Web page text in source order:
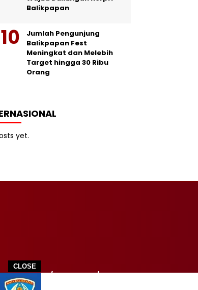
CLOSE
Balikpapan
Jumlah Pengunjung
Balikpapan Fest
Meningkat dan Melebih
Target hingga 30 Ribu
Orang
yet.
TEKNOLOGI WISATA SPORT